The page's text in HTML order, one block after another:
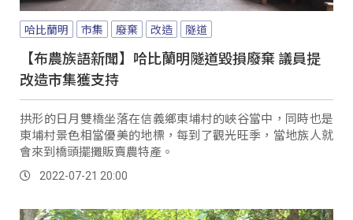
哈比蘭明 市集 廢棄 改造 隧道
【布農族語新聞】哈比蘭明隧道毀損廢棄 議員提
改造市集獲支持
拱形的日月雙橋坐落在信義鄉東埔村的峽谷當中，同時也是
東埔村景色相當優美的地標，每到了觀光旺季，當地族人就
會來到橋頭擺攤販賣農特產。
2022-07-21 20:00